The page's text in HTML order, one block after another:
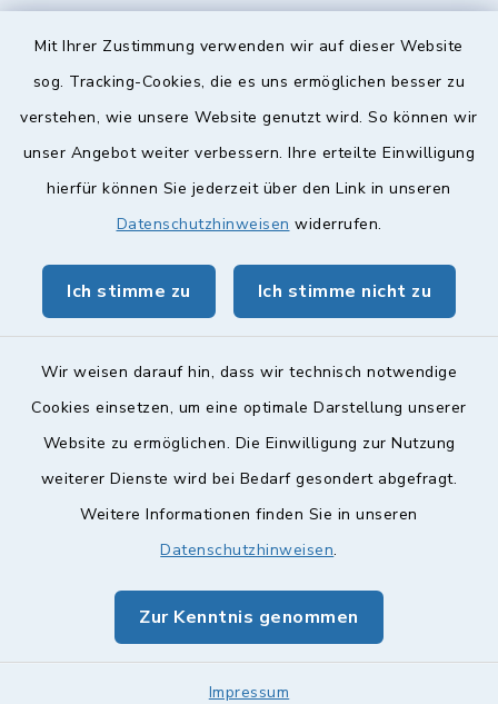
Mit Ihrer Zustimmung verwenden wir auf dieser Website
sog. Tracking-Cookies, die es uns ermöglichen besser zu
verstehen, wie unsere Website genutzt wird. So können wir
unser Angebot weiter verbessern. Ihre erteilte Einwilligung
hierfür können Sie jederzeit über den Link in unseren
Datenschutzhinweisen widerrufen.
Ich stimme zu Ich stimme nicht zu
Wir weisen darauf hin, dass wir technisch notwendige
Cookies einsetzen, um eine optimale Darstellung unserer
Website zu ermöglichen. Die Einwilligung zur Nutzung
weiterer Dienste wird bei Bedarf gesondert abgefragt.
Weitere Informationen finden Sie in unseren
Datenschutzhinweisen.
Zur Kenntnis genommen
Impressum
Landkreis Lichtenfels
Obermain Jura Veranstaltungskalender
geoPortal Lichtenfels
Kontakt
Datenschutz
Impressum
Sitemap
Cookie-Einstellungen